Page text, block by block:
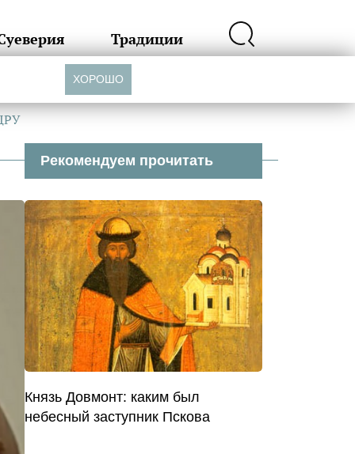
Традиции
Рекомендуем прочитать
Князь Довмонт: каким был
небесный заступник Пскова
ХОРОШО